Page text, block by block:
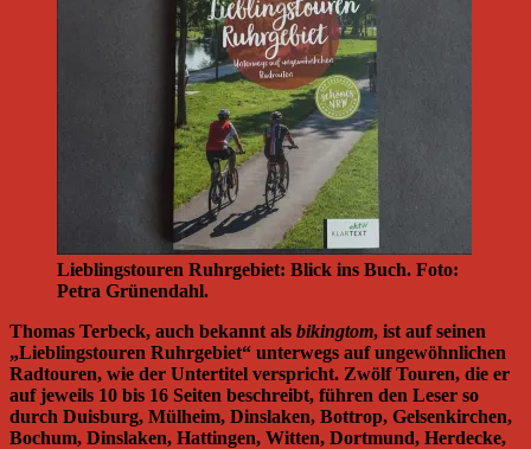
Lieblingstouren Ruhrgebiet: Blick ins Buch. Foto:
Petra Grünendahl.
Thomas Terbeck, auch bekannt als bikingtom, ist auf seinen
„Lieblingstouren Ruhrgebiet“ unterwegs auf ungewöhnlichen
Radtouren, wie der Untertitel verspricht. Zwölf Touren, die er
auf jeweils 10 bis 16 Seiten beschreibt, führen den Leser so
durch Duisburg, Mülheim, Dinslaken, Bottrop, Gelsenkirchen,
Bochum, Dinslaken, Hattingen, Witten, Dortmund, Herdecke,